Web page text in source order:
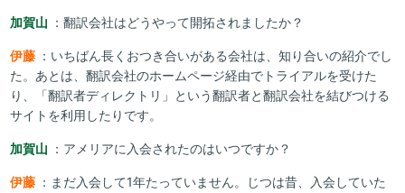
加賀山 ：翻訳会社はどうやって開拓されましたか？
伊藤 ：いちばん長くおつき合いがある会社は、知り合いの紹介でし
た。あとは、翻訳会社のホームページ経由でトライアルを受けた
り、「翻訳者ディレクトリ」という翻訳者と翻訳会社を結びつける
サイトを利用したりです。
加賀山 ：アメリアに入会されたのはいつですか？
伊藤 ：まだ入会して1年たっていません。じつは昔、入会していた